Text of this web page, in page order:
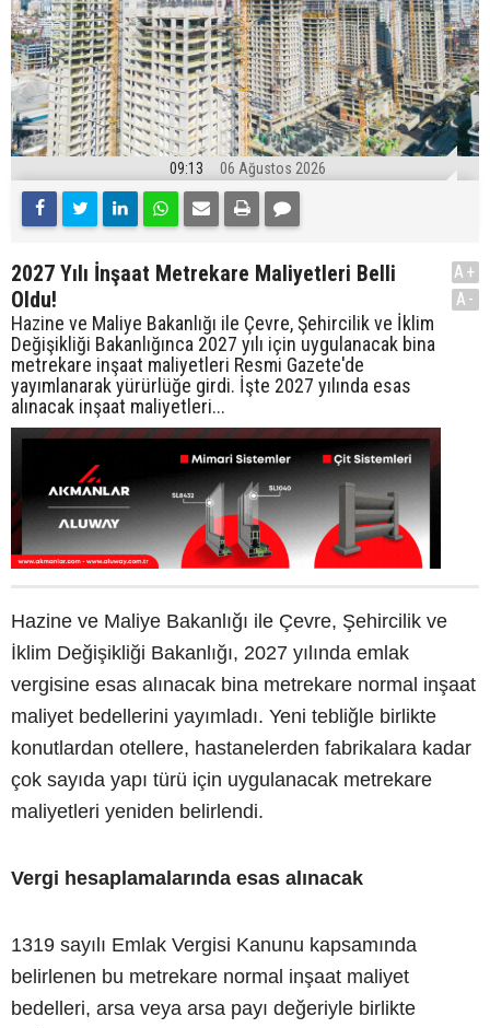
09:13 06 Ağustos 2026
2027 Yılı İnşaat Metrekare Maliyetleri Belli
Oldu!
Hazine ve Maliye Bakanlığı ile Çevre, Şehircilik ve İklim
Değişikliği Bakanlığınca 2027 yılı için uygulanacak bina
metrekare inşaat maliyetleri Resmi Gazete'de
yayımlanarak yürürlüğe girdi. İşte 2027 yılında esas
alınacak inşaat maliyetleri...
A+
A-
Hazine ve Maliye Bakanlığı ile Çevre, Şehircilik ve
İklim Değişikliği Bakanlığı, 2027 yılında emlak
vergisine esas alınacak bina metrekare normal inşaat
maliyet bedellerini yayımladı. Yeni tebliğle birlikte
konutlardan otellere, hastanelerden fabrikalara kadar
çok sayıda yapı türü için uygulanacak metrekare
maliyetleri yeniden belirlendi.
Vergi hesaplamalarında esas alınacak
1319 sayılı Emlak Vergisi Kanunu kapsamında
belirlenen bu metrekare normal inşaat maliyet
bedelleri, arsa veya arsa payı değeriyle birlikte